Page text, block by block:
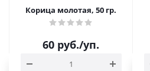
Корица молотая, 50 гр.
60 руб./уп.